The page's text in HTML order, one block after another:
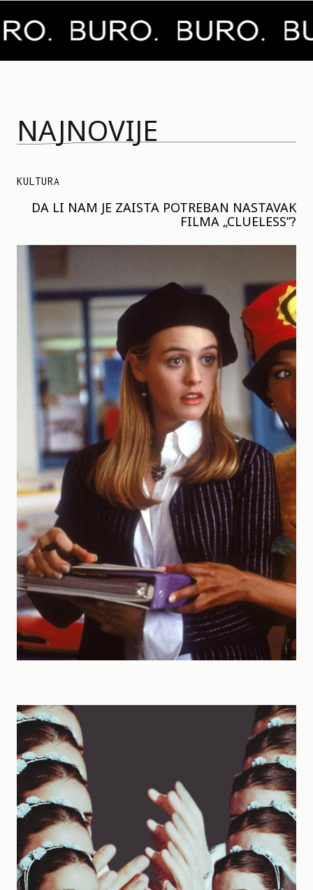
NAJNOVIJE
KULTURA
DA LI NAM JE ZAISTA POTREBAN NASTAVAK
FILMA „CLUELESS”?